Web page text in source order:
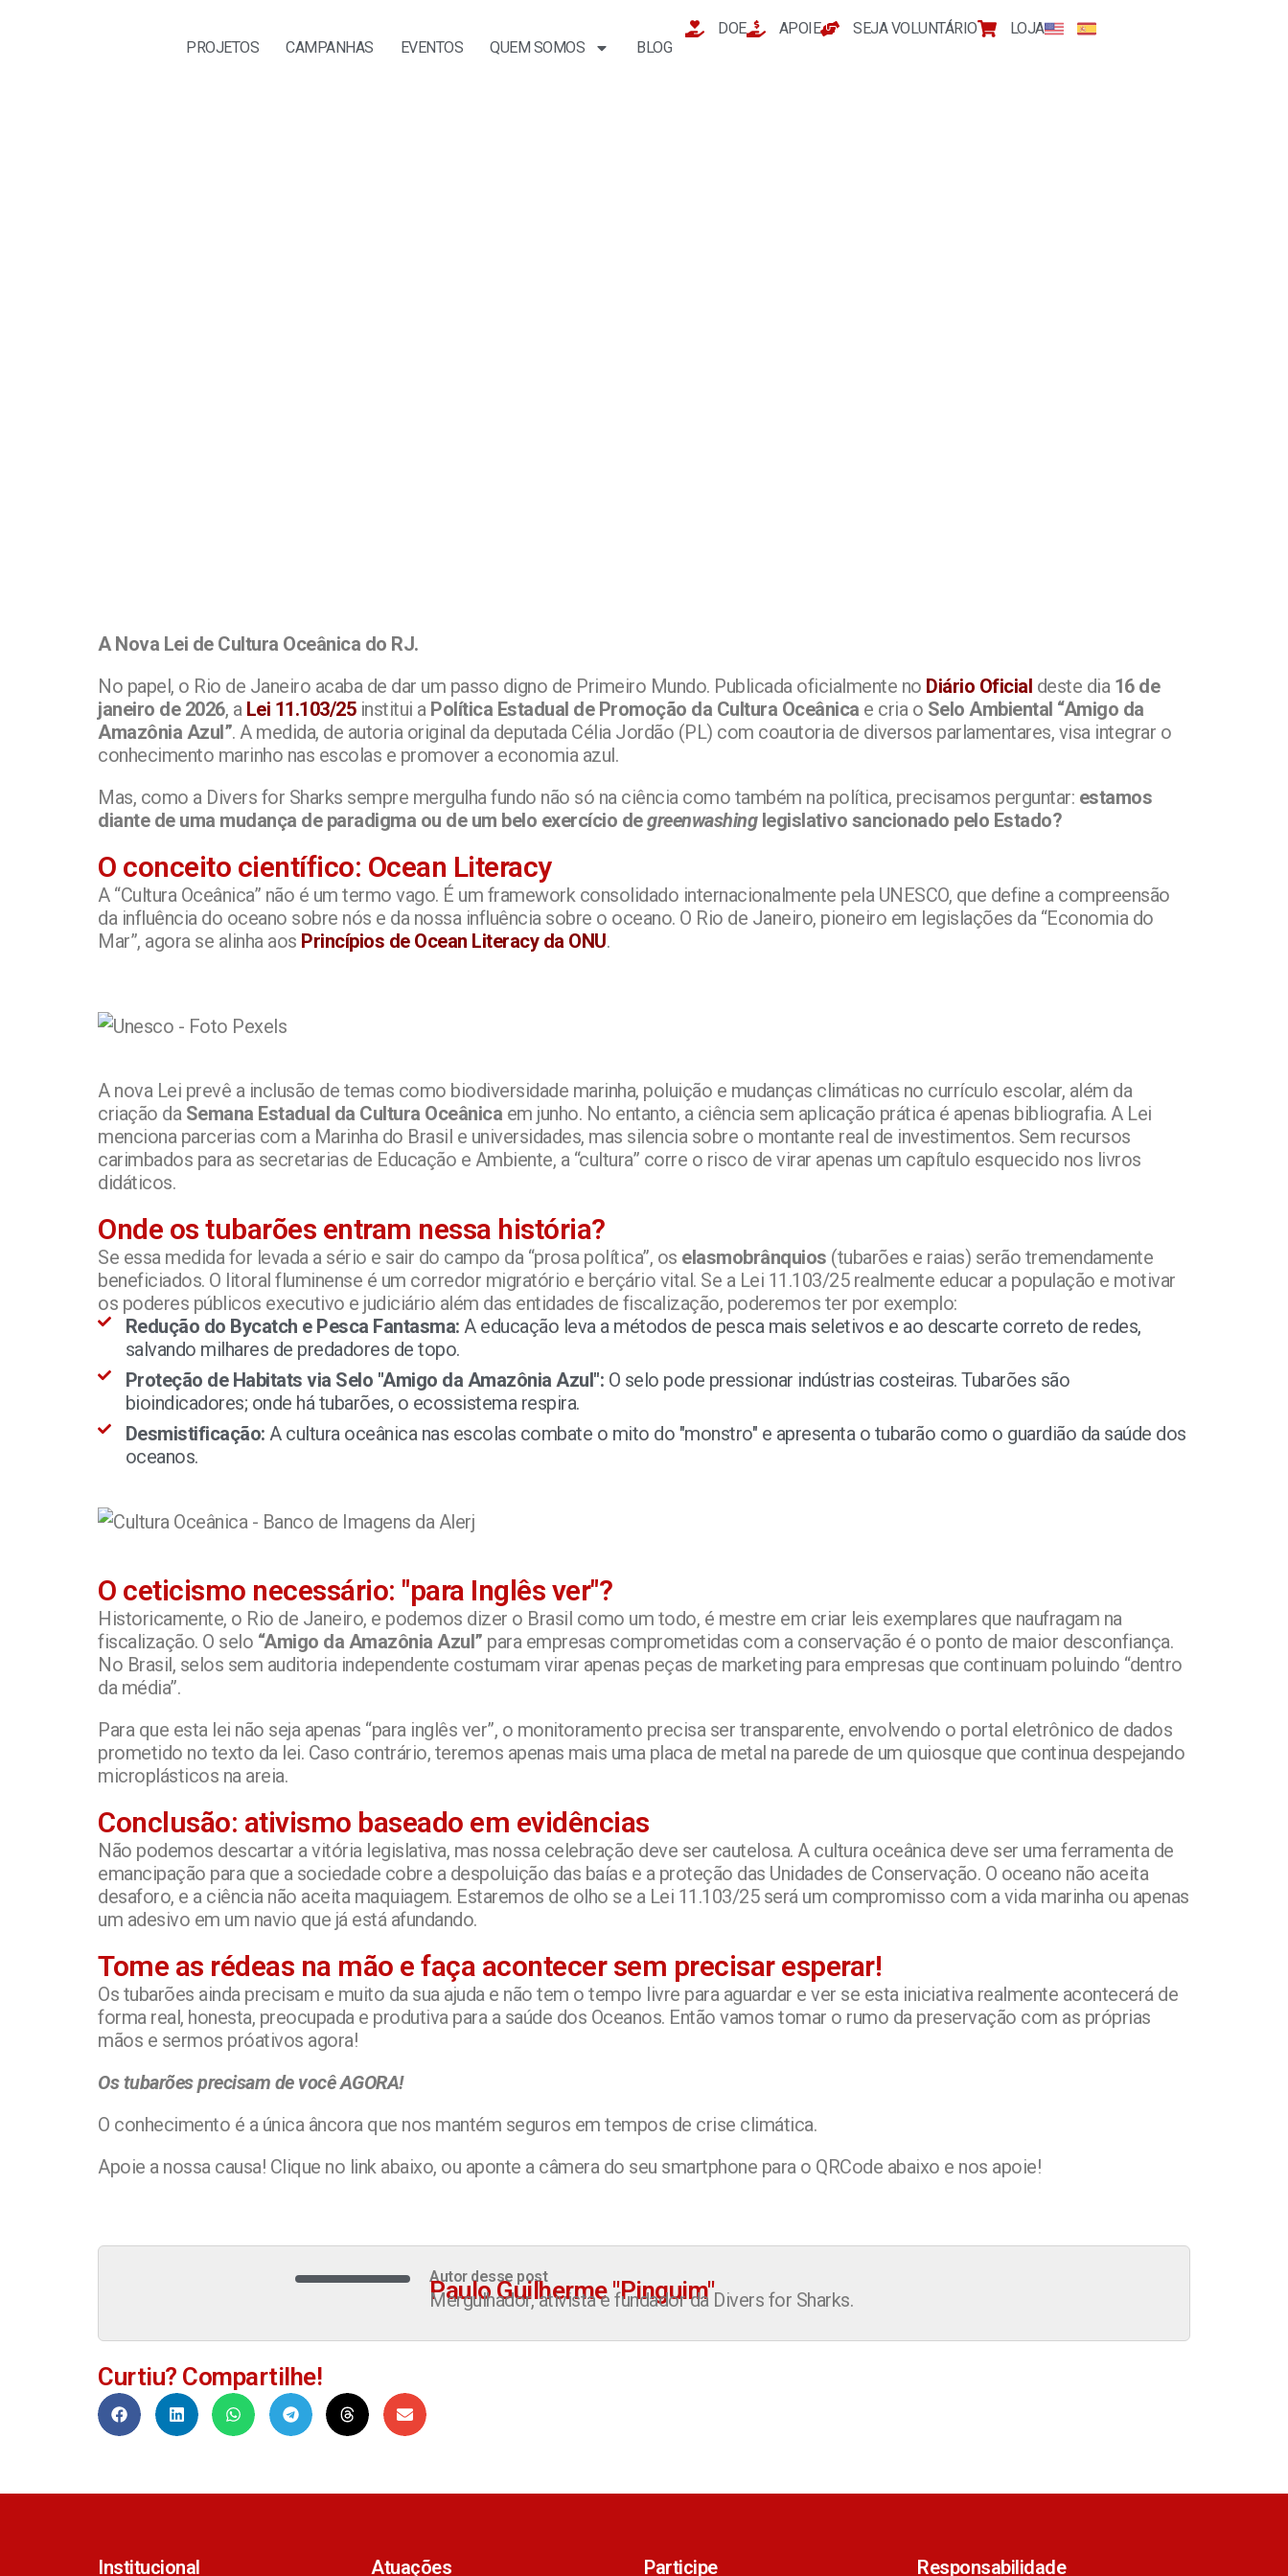
PROJETOS CAMPANHAS EVENTOS QUEM SOMOS BLOG
DOE APOIE SEJA VOLUNTÁRIO LOJA
A Nova Lei de Cultura Oceânica do RJ.
No papel, o Rio de Janeiro acaba de dar um passo digno de Primeiro Mundo. Publicada oficialmente no Diário Oficial deste dia 16 de
janeiro de 2026, a Lei 11.103/25institui a Política Estadual de Promoção da Cultura Oceânica e cria o Selo Ambiental “Amigo da
Amazônia Azul”. A medida, de autoria original da deputada Célia Jordão (PL) com coautoria de diversos parlamentares, visa integrar o
conhecimento marinho nas escolas e promover a economia azul.
Mas, como a Divers for Sharks sempre mergulha fundo não só na ciência como também na política, precisamos perguntar: estamos
diante de uma mudança de paradigma ou de um belo exercício degreenwashinglegislativo sancionado pelo Estado?
O conceito científico: Ocean Literacy
A “Cultura Oceânica” não é um termo vago. É um framework consolidado internacionalmente pela UNESCO, que define a compreensão
da influência do oceano sobre nós e da nossa influência sobre o oceano. O Rio de Janeiro, pioneiro em legislações da “Economia do
Mar”, agora se alinha aos Princípios de Ocean Literacy da ONU.
A nova Lei prevê a inclusão de temas como biodiversidade marinha, poluição e mudanças climáticas no currículo escolar, além da
criação da Semana Estadual da Cultura Oceânica em junho. No entanto, a ciência sem aplicação prática é apenas bibliografia. A Lei
menciona parcerias com a Marinha do Brasil e universidades, mas silencia sobre o montante real de investimentos. Sem recursos
carimbados para as secretarias de Educação e Ambiente, a “cultura” corre o risco de virar apenas um capítulo esquecido nos livros
didáticos.
Onde os tubarões entram nessa história?
Se essa medida for levada a sério e sair do campo da “prosa política”, os elasmobrânquios (tubarões e raias) serão tremendamente
beneficiados. O litoral fluminense é um corredor migratório e berçário vital. Se a Lei 11.103/25 realmente educar a população e motivar
os poderes públicos executivo e judiciário além das entidades de fiscalização, poderemos ter por exemplo:
Redução do Bycatch e Pesca Fantasma: A educação leva a métodos de pesca mais seletivos e ao descarte correto de redes,
salvando milhares de predadores de topo.
Proteção de Habitats via Selo "Amigo da Amazônia Azul": O selo pode pressionar indústrias costeiras. Tubarões são
bioindicadores; onde há tubarões, o ecossistema respira.
Desmistificação: A cultura oceânica nas escolas combate o mito do "monstro" e apresenta o tubarão como o guardião da saúde dos
oceanos.
O ceticismo necessário: "para Inglês ver"?
Historicamente, o Rio de Janeiro, e podemos dizer o Brasil como um todo, é mestre em criar leis exemplares que naufragam na
fiscalização. O selo “Amigo da Amazônia Azul” para empresas comprometidas com a conservação é o ponto de maior desconfiança.
No Brasil, selos sem auditoria independente costumam virar apenas peças de marketing para empresas que continuam poluindo “dentro
da média”.
Para que esta lei não seja apenas “para inglês ver”, o monitoramento precisa ser transparente, envolvendo o portal eletrônico de dados
prometido no texto da lei. Caso contrário, teremos apenas mais uma placa de metal na parede de um quiosque que continua despejando
microplásticos na areia.
Conclusão: ativismo baseado em evidências
Não podemos descartar a vitória legislativa, mas nossa celebração deve ser cautelosa. A cultura oceânica deve ser uma ferramenta de
emancipação para que a sociedade cobre a despoluição das baías e a proteção das Unidades de Conservação. O oceano não aceita
desaforo, e a ciência não aceita maquiagem. Estaremos de olho se a Lei 11.103/25 será um compromisso com a vida marinha ou apenas
um adesivo em um navio que já está afundando.
Tome as rédeas na mão e faça acontecer sem precisar esperar!
Os tubarões ainda precisam e muito da sua ajuda e não tem o tempo livre para aguardar e ver se esta iniciativa realmente acontecerá de
forma real, honesta, preocupada e produtiva para a saúde dos Oceanos. Então vamos tomar o rumo da preservação com as próprias
mãos e sermos próativos agora!
Os tubarões precisam de você AGORA!
O conhecimento é a única âncora que nos mantém seguros em tempos de crise climática.
Apoie a nossa causa! Clique no link abaixo, ou aponte a câmera do seu smartphone para o QRCode abaixo e nos apoie!
Autor desse post
Paulo Guilherme "Pinguim"
Mergulhador, ativista e fundador da Divers for Sharks.
Curtiu? Compartilhe!
Institucional Atuações Participe Responsabilidade